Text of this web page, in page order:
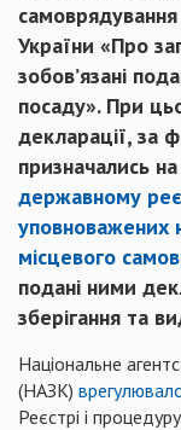
України «Про
зобов’язані
посаду». При
декларації, за
призначались
державному
уповноважених
місцевого
подані ними
зберігання та
Національне
(НАЗК)
Реєстрі і